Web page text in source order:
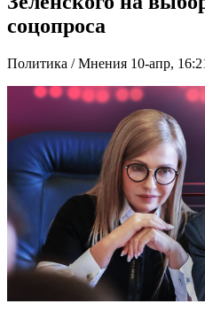
соцопроса
Политика / Мнения 10-апр,